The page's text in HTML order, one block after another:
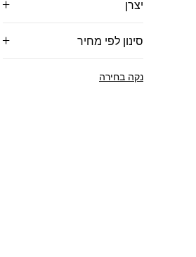
יצרן
סינון לפי מחיר
נקה בחירה